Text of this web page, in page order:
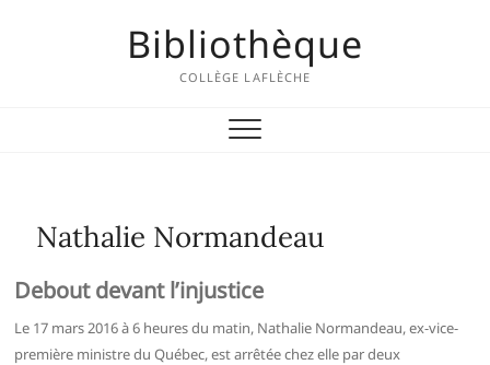
Bibliothèque
COLLÈGE LAFLÈCHE
Nathalie Normandeau
Debout devant l’injustice
Le 17 mars 2016 à 6 heures du matin, Nathalie Normandeau, ex-vice-
première ministre du Québec, est arrêtée chez elle par deux